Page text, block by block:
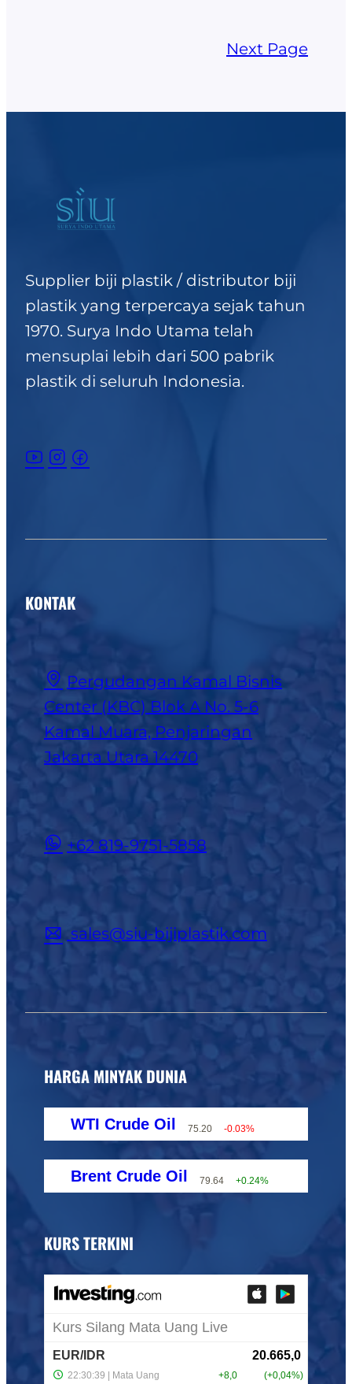
tahan, dan sifat ramah
menjadi solusi modern
sekaligus
mendukungkeberlanjutan.
kesehatan dan
kebersihan, bahan plastik
polypropylene(PP)
semakin mendapatkan
tempat sebagai bahan
Next Page
Supplier biji plastik / distributor biji
plastik yang terpercaya sejak tahun
1970. Surya Indo Utama telah
mensuplai lebih dari 500 pabrik
plastik di seluruh Indonesia.
KONTAK
Pergudangan Kamal Bisnis
Center (KBC) Blok A No. 5-6
Kamal Muara, Penjaringan
Jakarta Utara 14470
+62 819-9751-5858
sales@siu-bijiplastik.com
HARGA MINYAK DUNIA
WTI Crude Oil 75.20 -0.03%
Brent Crude Oil 79.64 +0.24%
KURS TERKINI